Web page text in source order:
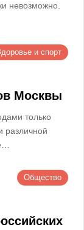
невозможно.
и спорт
Москвы
только
различной
Общество